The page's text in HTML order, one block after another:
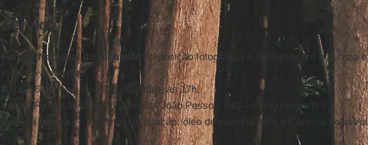
Serviço
Parque Nacional do Albardão
: exposição fotográfica e diálogo sobre natureza e
impacto ambiental
: 16 de maio de 2026 (sábado), às 17h
Local : Fundação Ecarta – Avenida João Pessoa, 943 – Porto Alegre/RS
Entradafranca
— sugestão de doação: óleo de cozinha para a Cozinha Solidária
Ecarta